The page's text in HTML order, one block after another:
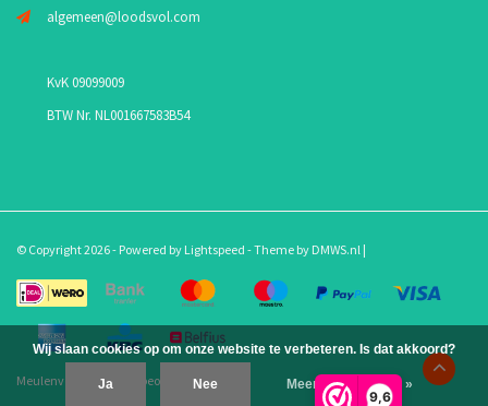
9,6
algemeen@loodsvol.com
KvK 09099009
BTW Nr. NL001667583B54
© Copyright 2026 - Powered by Lightspeed - Theme by DMWS.nl |
Meulenveld.com beoordelingen op
Wij slaan cookies op om onze website te verbeteren. Is dat akkoord?
Ja Nee Meer over cookies »